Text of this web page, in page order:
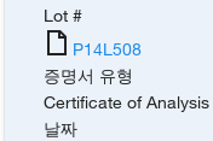
Lot #
P14L508
증명서 유형
Certificate of Analysis
날짜